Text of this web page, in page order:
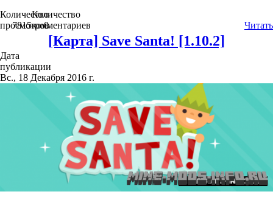
Количество
просмотров
7815
Количество
комментариев
0 Читать
[Карта] Save Santa! [1.10.2]
Дата
публикации
Вс., 18 Декабря 2016 г.